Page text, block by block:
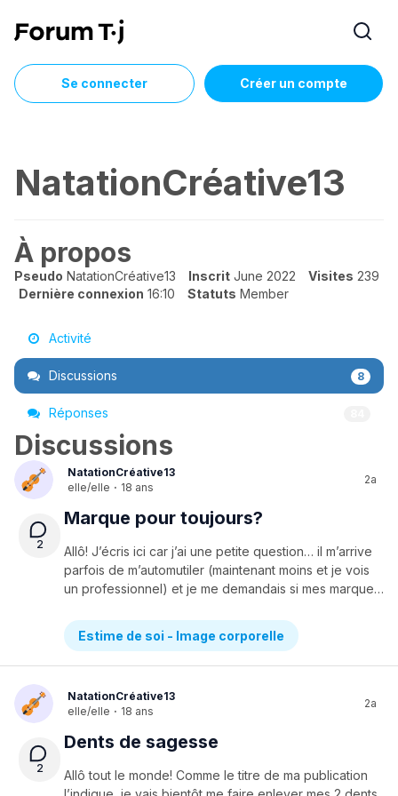
Se connecter Créer un compte
NatationCréative13
À propos
Pseudo NatationCréative13 Inscrit June 2022 Visites 239
Dernière connexion 16:10 Statuts Member
Activité
Discussions 8
Réponses
Discussions
NatationCréative13
elle/elle · 18 ans
2a
Marque pour toujours?
Allô! J’écris ici car j’ai une petite question… il m’arrive
parfois de m’automutiler (maintenant moins et je vois
un professionnel) et je me demandais si mes marques risquaient de rester pour toujours? Je sais très bien que vous n’êtes pas des professionnels, mais peut-être que vous en savez plus que moi! Par exemple, j’ai des marques qui datent du mois de mai qui sont encore présentes ainsi que d’autre de cet été ou du début de l’année scolaire. Elles ont cicatrisé, mais reste qu’il y a une différence entre la nouvelle peau et le reste de mes bras. Je me demandais si ça pouvait continuer à s’atténuer voir a disparaître complètement, ou non puisque ça fait déjà des mois qu’elles sont là?Merci beaucoup!
2
Estime de soi - Image corporelle
NatationCréative13
elle/elle · 18 ans
2a
Dents de sagesse
Allô tout le monde! Comme le titre de ma publication
2